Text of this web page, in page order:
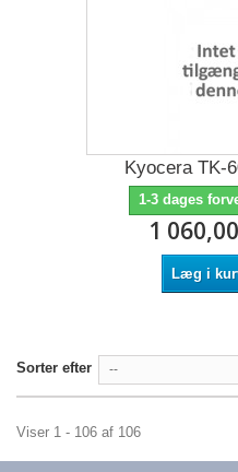
Kyocera TK-
1-3 dages
1
Læg i
Sorter efter --
Viser 1 - 106 af 106